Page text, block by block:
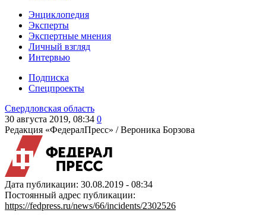
Энциклопедия
Эксперты
Экспертные мнения
Личный взгляд
Интервью
Подписка
Спецпроекты
Свердловская область
30 августа 2019, 08:34 0
Редакция «ФедералПресс» /Вероника Борзова
Дата публикации: 30.08.2019 - 08:34
Постоянный адрес публикации:
https://fedpress.ru/news/66/incidents/2302526